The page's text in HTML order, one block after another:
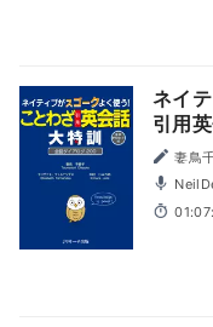
ネイ
引用
サー
妻鳥千鶴子, エリザベス・フェルナンデス／英文監修, 木
村じゅり